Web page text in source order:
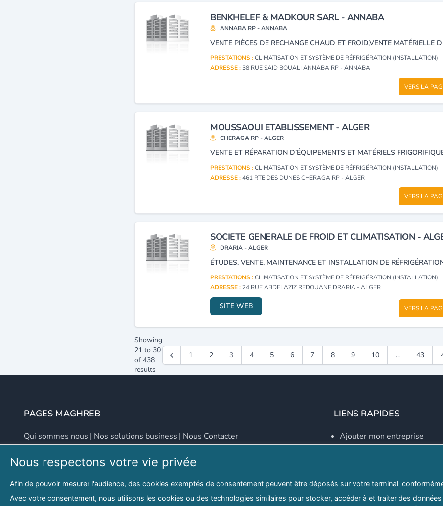
BENKHELEF & MADKOUR SARL - ANNABA
ANNABA RP - ANNABA
PRESTATIONS :CLIMATISATION ET SYSTÈME DE RÉFRIGÉRATION (INSTALLATION)
ADRESSE :38 RUE SAID BOUALI ANNABA RP - ANNABA
VERS LA
MOUSSAOUI ETABLISSEMENT - ALGER
CHERAGA RP - ALGER
PRESTATIONS :CLIMATISATION ET SYSTÈME DE RÉFRIGÉRATION (INSTALLATION)
ADRESSE :461 RTE DES DUNES CHERAGA RP - ALGER
VERS LA
SOCIETE GENERALE DE FROID ET CLIMATISATION -
DRARIA - ALGER
PRESTATIONS :CLIMATISATION ET SYSTÈME DE RÉFRIGÉRATION (INSTALLATION)
ADRESSE : 24 RUE ABDELAZIZ REDOUANE DRARIA - ALGER
SITE WEB VERS LA
Showing
21 to 30
of 438
results
1 2 3 4 5 6 7 8 9 10 ... 43
PAGES MAGHREB
Qui sommes nous | Nos solutions business | Nous Contacter
Adresse Email
LIENS RAPIDES
Ajouter mon entreprise
Explorer par secteurs
Explorer par willayas
Nous respectons votre vie privée
Afin de pouvoir mesurer l'audience, des cookies exemptés de consentement peuvent être déposés sur votre terminal,
Avec votre consentement, nous utilisons les cookies ou des technologies similaires pour stocker, accéder à et traiter des